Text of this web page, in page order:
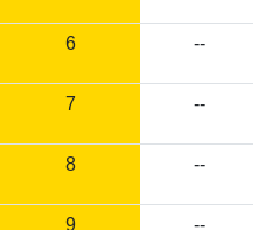
6 --
7 --
8 --
9 --